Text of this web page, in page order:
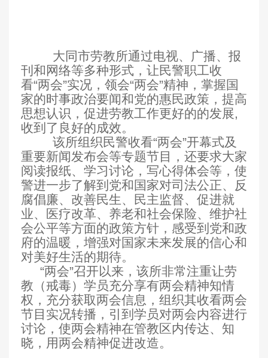
大同市劳教所通过电视、广播、报
刊和网络等多种形式，让民警职工收
看“两会”实况，领会“两会”精神，掌握国
家的时事政治要闻和党的惠民政策，提高
思想认识，促进劳教工作更好的的发展,
收到了良好的成效。
该所组织民警收看“两会”开幕式及
重要新闻发布会等专题节目，还要求大家
阅读报纸、学习讨论，写心得体会等，使
警进一步了解到党和国家对司法公正、反
腐倡廉、改善民生、民主监督、促进就
业、医疗改革、养老和社会保险、维护社
会公平等方面的政策方针，感受到党和政
府的温暖，增强对国家未来发展的信心和
对美好生活的期待。
“两会”召开以来，该所非常注重让劳
教（戒毒）学员充分享有两会精神知情
权，充分获取两会信息，组织其收看两会
节目实况转播，引到学员对两会内容进行
讨论，使两会精神在管教区内传达、知
晓，用两会精神促进改造。